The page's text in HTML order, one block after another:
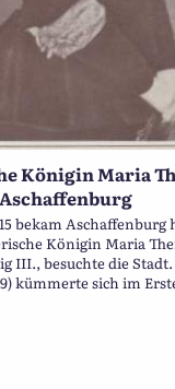
Königin Maria
Aschaffenburg
bekam Aschaffenburg
Königin Maria
III., besuchte die
kümmerte sich im